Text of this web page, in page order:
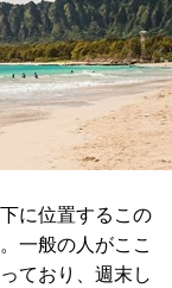
に位置するこの
一般の人がここ
ており、週末し